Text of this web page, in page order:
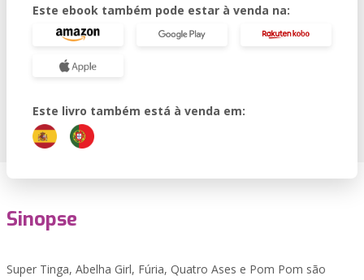
Este ebook também pode estar à venda na:
Este livro também está à venda em:
Sinopse
Super Tinga, Abelha Girl, Fúria, Quatro Ases e Pom Pom são